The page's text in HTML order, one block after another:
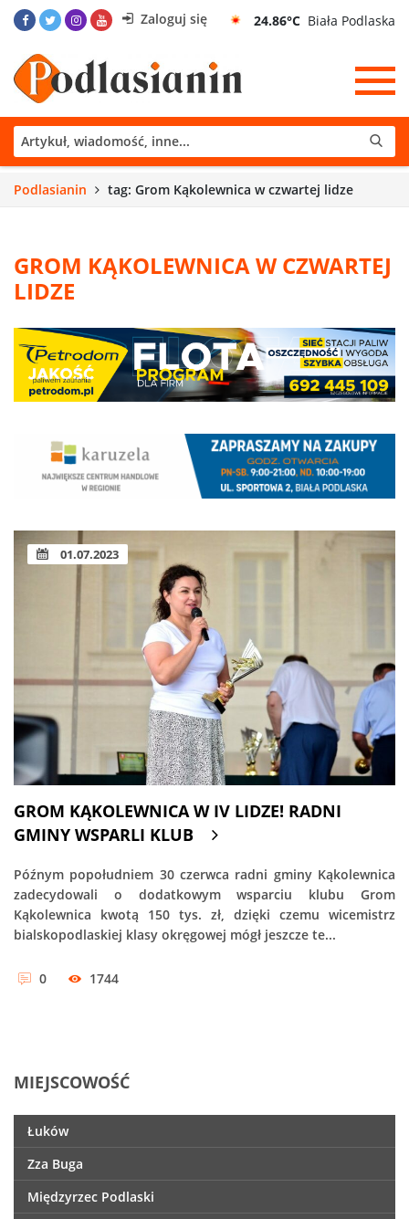
Zaloguj się 24.86°C Biała Podlaska
Podlasianin tag: Grom Kąkolewnica w czwartej lidze
GROM KĄKOLEWNICA W CZWARTEJ
LIDZE
01.07.2023
GROM KĄKOLEWNICA W IV LIDZE! RADNI
GMINY WSPARLI KLUB
Późnym popołudniem 30 czerwca radni gminy Kąkolewnica
zadecydowali o dodatkowym wsparciu klubu Grom
Kąkolewnica kwotą 150 tys. zł, dzięki czemu wicemistrz
bialskopodlaskiej klasy okręgowej mógł jeszcze te...
0 1744
MIEJSCOWOŚĆ
Łuków
Zza Buga
Międzyrzec Podlaski